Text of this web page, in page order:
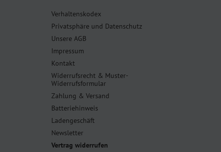
Verhaltenskodex
Privatsphäre und Datenschutz
Unsere AGB
Impressum
Kontakt
Widerrufsrecht & Muster-
Widerrufsformular
Zahlung & Versand
Batteriehinweis
Ladengeschäft
Newsletter
Vertrag widerrufen